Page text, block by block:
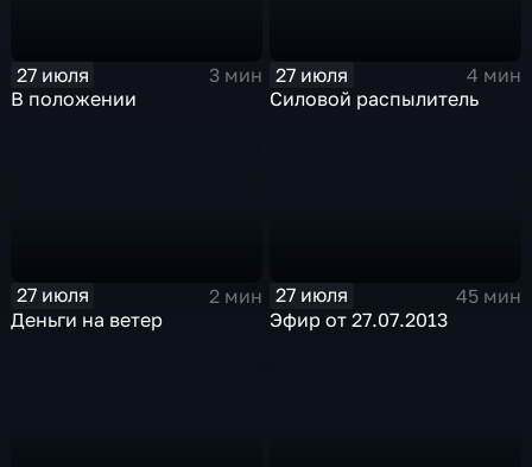
27 июля
3 мин
В положении
27 июля
4 мин
Силовой распылитель
27 июля
2 мин
Деньги на ветер
27 июля
45 мин
Эфир от 27.07.2013